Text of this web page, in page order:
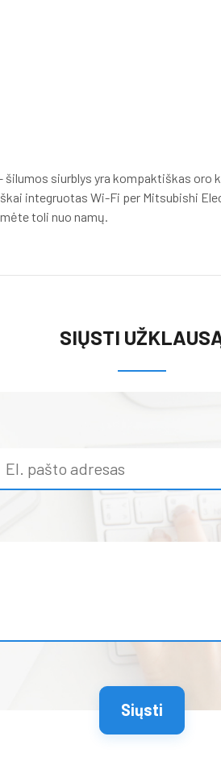
šilumos siurblys yra kompaktiškas
integruotas Wi-Fi per Mitsubishi
toli nuo namų.
SIŲSTI